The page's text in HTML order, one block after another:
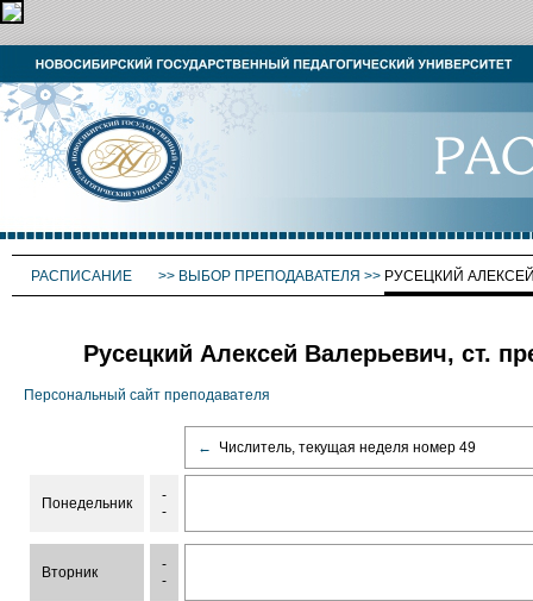
РАСПИСАНИЕ >> ВЫБОР ПРЕПОДАВАТЕЛЯ >> РУСЕЦКИЙ
Русецкий Алексей Валерьевич, ст.
Персональный сайт преподавателя
← Числитель, текущая неделя номер 49
Понедельник
-
-
Вторник
-
-